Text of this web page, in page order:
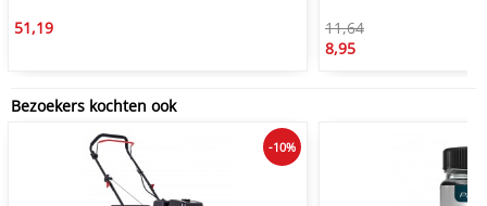
51,19
11,64
8,95
Bezoekers kochten ook
-10%